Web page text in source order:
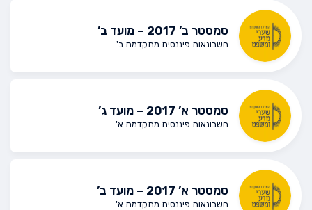
סמסטר ב’ 2017 – מועד ב’
חשבונאות פיננסית מתקדמת ב'
סמסטר א’ 2017 – מועד ג’
חשבונאות פיננסית מתקדמת א'
סמסטר א’ 2017 – מועד ב’
חשבונאות פיננסית מתקדמת א'